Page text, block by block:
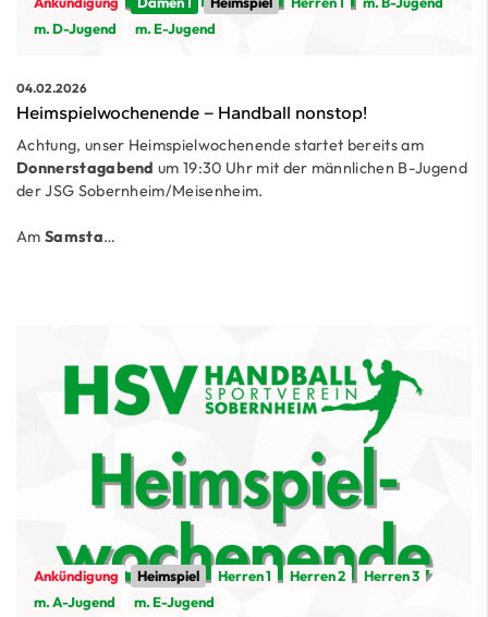
m. D-Jugend
m. E-Jugend
04.02.2026
Heimspielwochenende – Handball nonstop!
Achtung, unser Heimspielwochenende startet bereits am
Donnerstagabend um 19:30 Uhr mit der männlichen B-Jugend
der JSG Sobernheim/Meisenheim.
Am Samsta…
Ankündigung Heimspiel Herren 1 Herren 2
Herren 3
m. A-Jugend
m. E-Jugend